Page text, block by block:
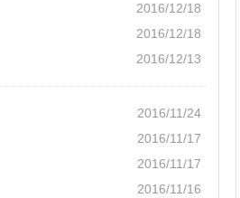
2016/12/18
2016/12/18
2016/12/13
2016/11/24
2016/11/17
2016/11/17
2016/11/16